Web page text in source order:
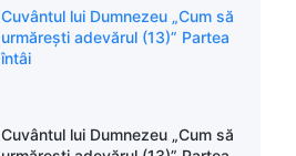
Cuvântul lui Dumnezeu „Cum să
urmărești adevărul (13)” Partea
întâi
Cuvântul lui Dumnezeu „Cum să